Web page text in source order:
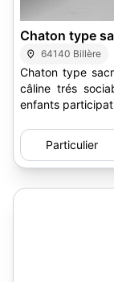
Chaton type
64140 Billère
Chaton type
câline trés sociable propre sevré vermifuger
enfants
Particulier